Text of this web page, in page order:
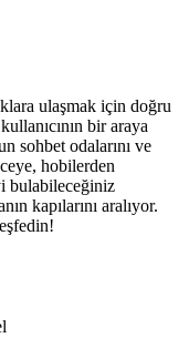
ulaşmak için doğru
bir araya
sohbet odalarını ve
hobilerden
bulabileceğiniz
kapılarını aralıyor.